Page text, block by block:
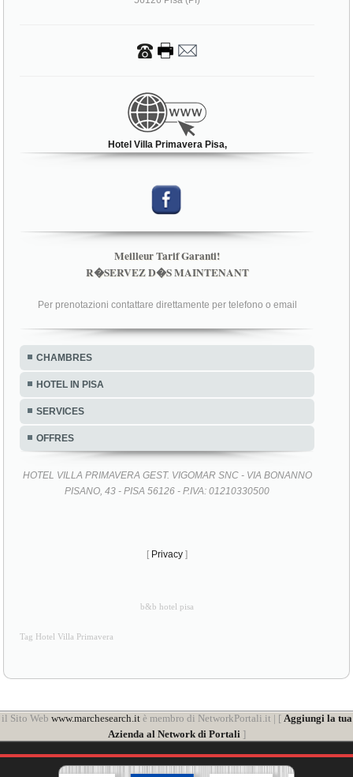
Hotel Villa Primavera Pisa,
Meilleur Tarif Garanti!
R�SERVEZ D�S MAINTENANT
Per prenotazioni contattare direttamente per telefono o email
CHAMBRES
HOTEL IN PISA
SERVICES
OFFRES
HOTEL VILLA PRIMAVERA GEST. VIGOMAR SNC - VIA BONANNO
PISANO, 43 - PISA 56126 - P.IVA: 01210330500
[ Privacy ]
b&b hotel pisa
Tag Hotel Villa Primavera
il Sito Web www.marchesearch.itè membro di NetworkPortali.it | [ Aggiungi la tua
Azienda al Network di Portali]